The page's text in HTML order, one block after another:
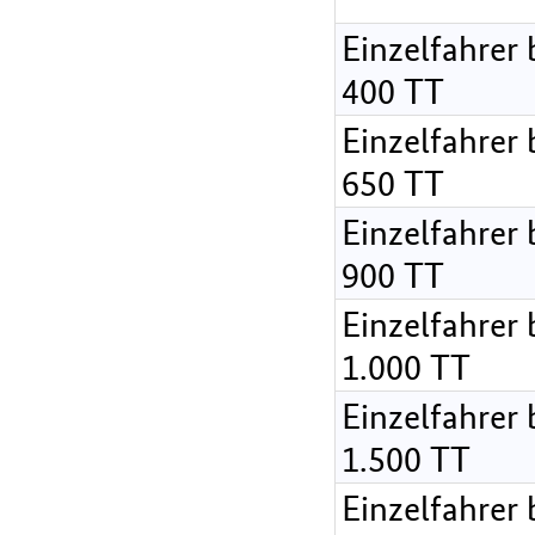
Einzelfahrer
400 TT
Einzelfahrer
650 TT
Einzelfahrer
900 TT
Einzelfahrer
1.000 TT
Einzelfahrer
1.500 TT
Einzelfahrer